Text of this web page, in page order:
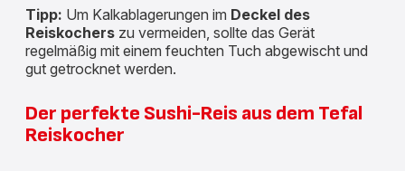
Tipp: Um Kalkablagerungen im Deckel des
Reiskochers zu vermeiden, sollte das Gerät
regelmäßig mit einem feuchten Tuch abgewischt und
gut getrocknet werden.
Der perfekte Sushi-Reis aus dem Tefal
Reiskocher